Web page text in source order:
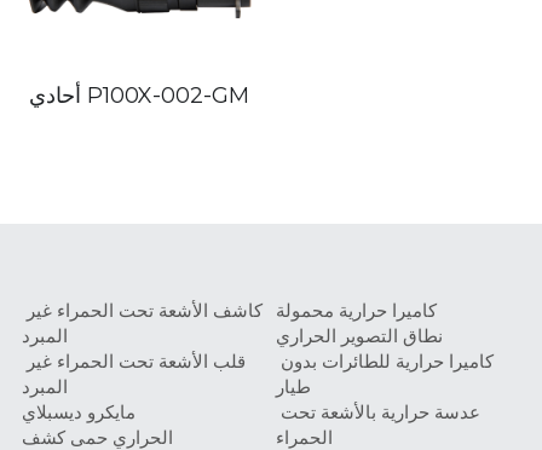
أحادي P100X-002-GM
المبرد
المبرد
مايكرو ديسبلاي
الحراري حمى كشف
كاميرا حرارية محمولة
نطاق التصوير الحراري
طيار
الحمراء